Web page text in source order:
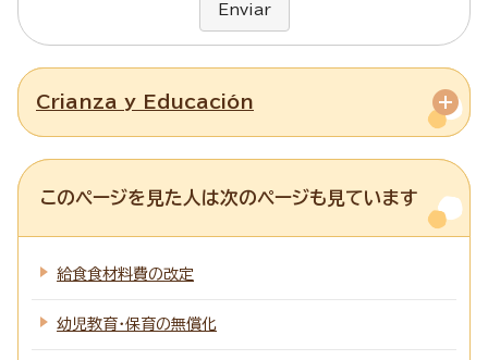
Enviar
Crianza y Educación
このページを見た人は次のページも見ています
給食食材料費の改定
幼児教育・保育の無償化